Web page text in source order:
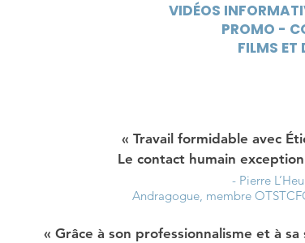
VIDÉOS
PROMO -
FILMS ET
« Travail formidable avec
Le contact humain
- Pierre
Andragogue, membre
« Grâce à son professionnalisme et à